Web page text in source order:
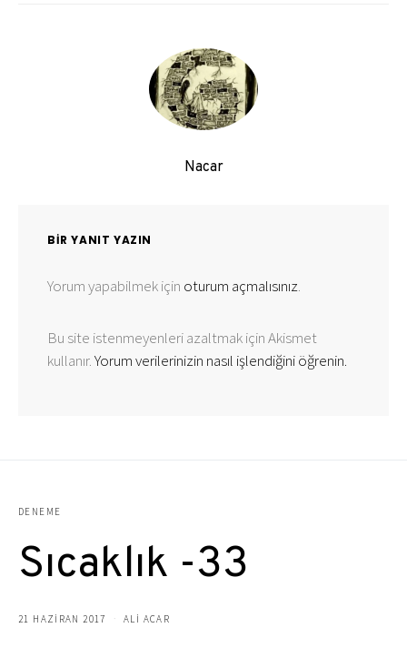
Nacar
BIR YANIT YAZIN
Yorum yapabilmek için oturum açmalısınız.
Bu site istenmeyenleri azaltmak için Akismet
kullanır.Yorum verilerinizin nasıl işlendiğini öğrenin.
DENEME
Sıcaklık -33
21 HAZIRAN 2017 ALI ACAR